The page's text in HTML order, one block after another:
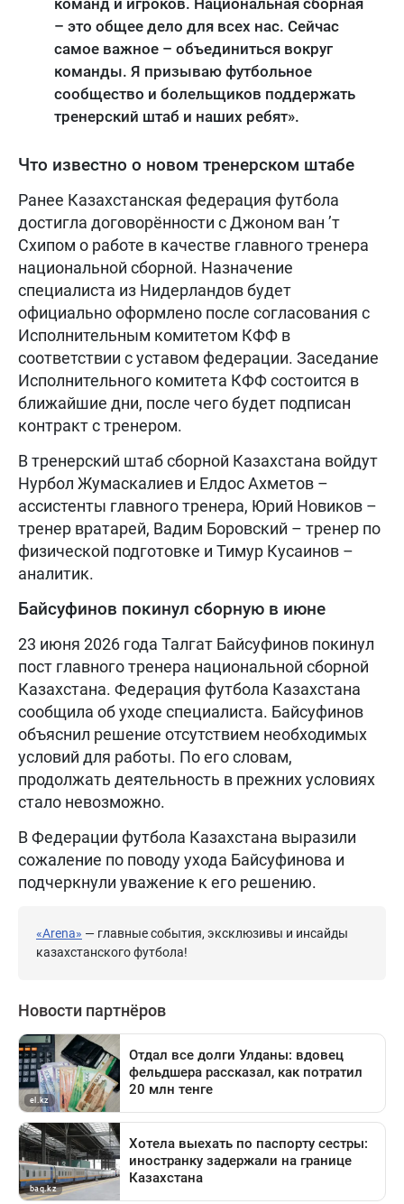
– это общее дело для всех нас. Сейчас
самое важное – объединиться вокруг
команды. Я призываю футбольное
сообщество и болельщиков поддержать
тренерский штаб и наших ребят».
Что известно о новом тренерском штабе
Ранее Казахстанская федерация футбола
достигла договорённости с Джоном ван ’т
Схипом о работе в качестве главного тренера
национальной сборной. Назначение
специалиста из Нидерландов будет
официально оформлено после согласования с
Исполнительным комитетом КФФ в
соответствии с уставом федерации. Заседание
Исполнительного комитета КФФ состоится в
ближайшие дни, после чего будет подписан
контракт с тренером.
В тренерский штаб сборной Казахстана войдут
Нурбол Жумаскалиев и Елдос Ахметов –
ассистенты главного тренера, Юрий Новиков –
тренер вратарей, Вадим Боровский – тренер по
физической подготовке и Тимур Кусаинов –
аналитик.
Байсуфинов покинул сборную в июне
23 июня 2026 года Талгат Байсуфинов покинул
пост главного тренера национальной сборной
Казахстана. Федерация футбола Казахстана
сообщила об уходе специалиста. Байсуфинов
объяснил решение отсутствием необходимых
условий для работы. По его словам,
продолжать деятельность в прежних условиях
стало невозможно.
В Федерации футбола Казахстана выразили
сожаление по поводу ухода Байсуфинова и
подчеркнули уважение к его решению.
«Arena» — главные события, эксклюзивы и инсайды
казахстанского футбола!